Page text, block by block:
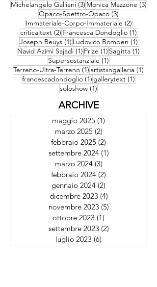
Orizzonte-Sommo-Orizzonte (6)6 post
artistfocus (5)5 post
Fiere (3)3 post
Michelangelo Galliani (3)3 post
Monica Mazzone
Opaco-Spettro-Opaco (3)3 post
Immateriale-Corpo-Immateriale (2)2 post
criticaltext (2)2 post
Francesca Dondoglio (1)1 post
Joseph Beuys (1)1 post
Ludovico Bomben
Navid Azimi Sajadi (1)1 post
Prize (1)1 post
Sagitta (1)1 post
Supersostanziale (1)1 post
Terreno-Ultra-Terreno (1) 1 post
artistiingalleria
soloshow (1)1 post
ARCHIVE
maggio 2025 (1)1 post
marzo 2025 (2)2 post
febbraio 2025 (2)
settembre 2024 (1)
marzo 2024 (3)3 post
febbraio 2024 (2)2 post
gennaio 2024 (2)2 post
dicembre 2023 (4)
novembre 2023 (5)
ottobre 2023 (1)
settembre 2023 (2)2 post